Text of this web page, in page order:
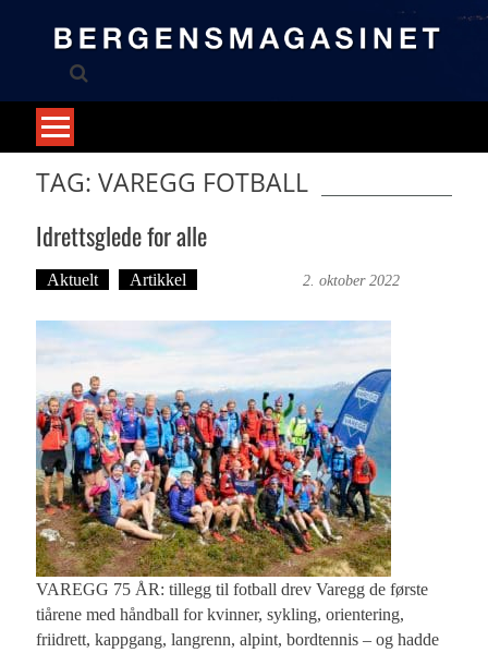
TAG: VAREGG FOTBALL
Idrettsglede for alle
Aktuelt Artikkel 2. oktober 2022
VAREGG 75 ÅR: tillegg til fotball drev Varegg de første
tiårene med håndball for kvinner, sykling, orientering,
friidrett, kappgang, langrenn, alpint, bordtennis – og hadde